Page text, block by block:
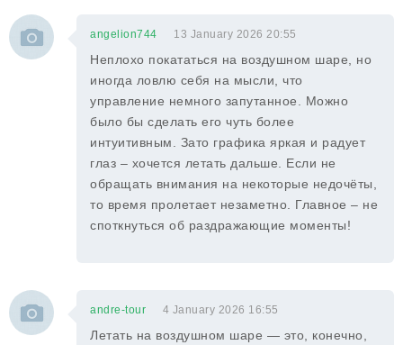
angelion744 13 January 2026 20:55
Неплохо покататься на воздушном шаре, но
иногда ловлю себя на мысли, что
управление немного запутанное. Можно
было бы сделать его чуть более
интуитивным. Зато графика яркая и радует
глаз – хочется летать дальше. Если не
обращать внимания на некоторые недочёты,
то время пролетает незаметно. Главное – не
споткнуться об раздражающие моменты!
andre-tour 4 January 2026 16:55
Летать на воздушном шаре — это, конечно,